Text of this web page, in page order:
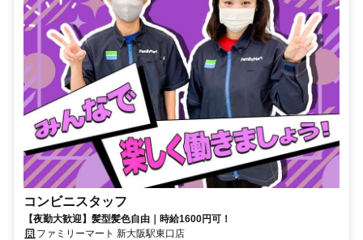
コンビニスタッフ
【夜勤大歓迎】髪型髪色自由｜時給1600円可！
ファミリーマート 新大阪駅東口店